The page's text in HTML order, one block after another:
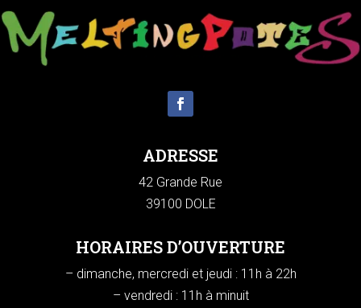
ADRESSE
42 Grande Rue
39100 DOLE
HORAIRES D’OUVERTURE
– dimanche, mercredi et jeudi : 11h à 22h
– vendredi : 11h à minuit